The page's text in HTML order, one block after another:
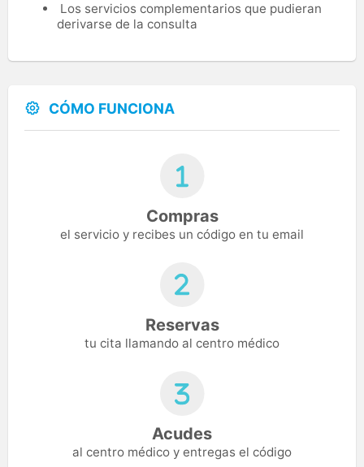
Los servicios complementarios que pudieran
derivarse de la consulta
CÓMO FUNCIONA
Compras
el servicio y recibes un código en tu email
Reservas
tu cita llamando al centro médico
Acudes
al centro médico y entregas el código